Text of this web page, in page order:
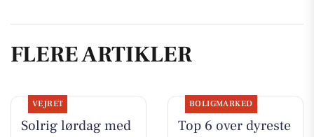
FLERE ARTIKLER
VEJRET
Solrig lørdag med
BOLIGMARKED
Top 6 over dyreste